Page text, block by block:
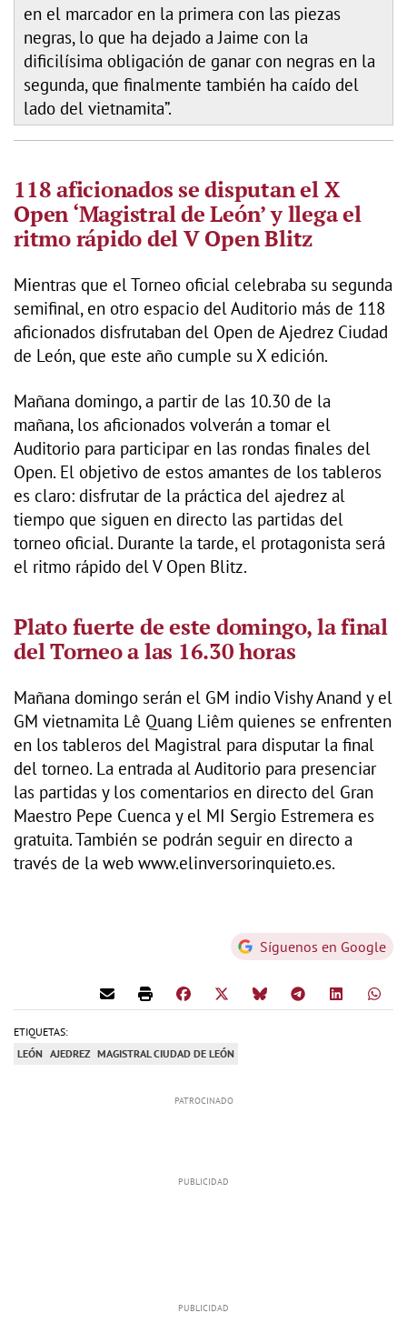
en el marcador en la primera con las piezas
negras, lo que ha dejado a Jaime con la
dificilísima obligación de ganar con negras en la
segunda, que finalmente también ha caído del
lado del vietnamita”.
118 aficionados se disputan el X
Open ‘Magistral de León’ y llega el
ritmo rápido del V Open Blitz
Mientras que el Torneo oficial celebraba su segunda
semifinal, en otro espacio del Auditorio más de 118
aficionados disfrutaban del Open de Ajedrez Ciudad
de León, que este año cumple su X edición.
Mañana domingo, a partir de las 10.30 de la
mañana, los aficionados volverán a tomar el
Auditorio para participar en las rondas finales del
Open. El objetivo de estos amantes de los tableros
es claro: disfrutar de la práctica del ajedrez al
tiempo que siguen en directo las partidas del
torneo oficial. Durante la tarde, el protagonista será
el ritmo rápido del V Open Blitz.
Plato fuerte de este domingo, la final
del Torneo a las 16.30 horas
Mañana domingo serán el GM indio Vishy Anand y el
GM vietnamita Lê Quang Liêm quienes se enfrenten
en los tableros del Magistral para disputar la final
del torneo. La entrada al Auditorio para presenciar
las partidas y los comentarios en directo del Gran
Maestro Pepe Cuenca y el MI Sergio Estremera es
gratuita. También se podrán seguir en directo a
través de la web www.elinversorinquieto.es.
Síguenos en Google
ETIQUETAS:
LEÓN AJEDREZ MAGISTRAL CIUDAD DE LEÓN